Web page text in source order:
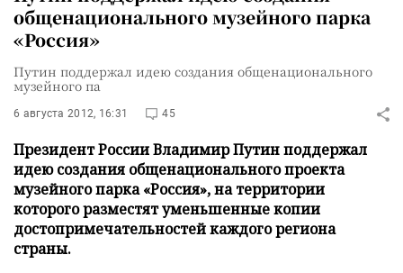
общенационального музейного парка
«Россия»
Путин поддержал идею создания общенационального
музейного па
6 августа 2012, 16:31 45
Президент России Владимир Путин поддержал
идею создания общенационального проекта
музейного парка «Россия», на территории
которого разместят уменьшенные копии
достопримечательностей каждого региона
страны.